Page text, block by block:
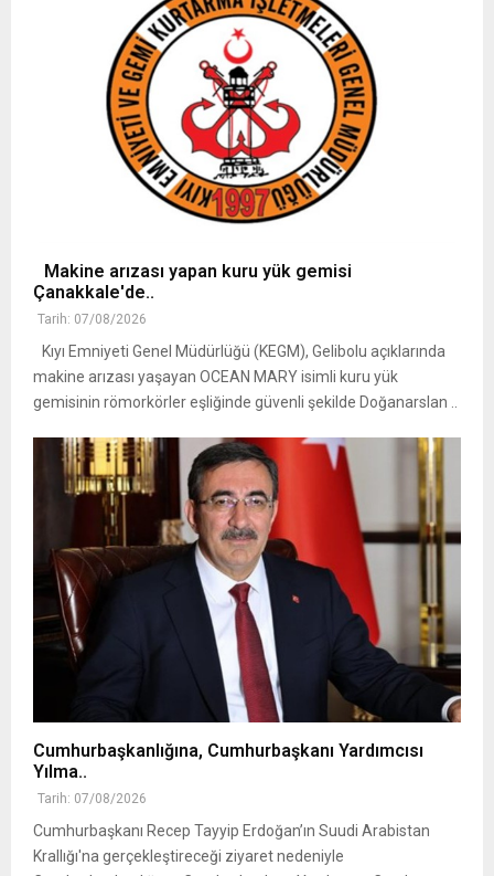
Makine arızası yapan kuru yük gemisi
Çanakkale'de..
Tarih: 07/08/2026
Kıyı Emniyeti Genel Müdürlüğü (KEGM), Gelibolu açıklarında
makine arızası yaşayan OCEAN MARY isimli kuru yük
gemisinin römorkörler eşliğinde güvenli şekilde Doğanarslan ..
Cumhurbaşkanlığına, Cumhurbaşkanı Yardımcısı
Yılma..
Tarih: 07/08/2026
Cumhurbaşkanı Recep Tayyip Erdoğan’ın Suudi Arabistan
Krallığı'na gerçekleştireceği ziyaret nedeniyle